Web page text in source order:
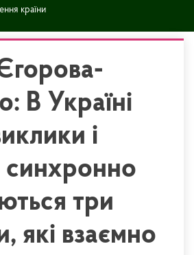
країни
В Україні
і
синхронно
три
які взаємно